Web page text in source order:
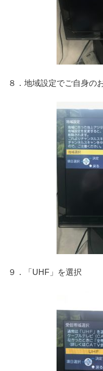
８．地域設定でご自身の
９．「UHF」を選択